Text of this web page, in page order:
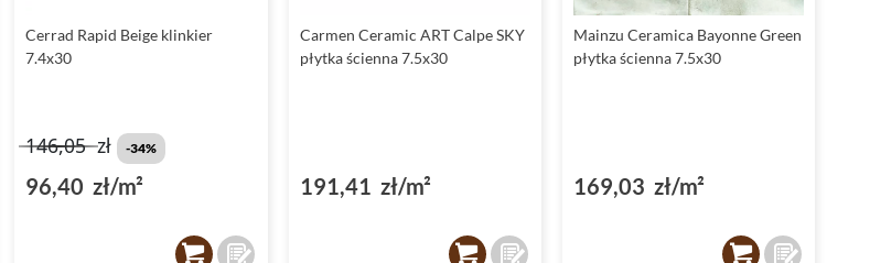
Cerrad Rapid Beige klinkier
7.4x30
146,05zł -34%
96,40 zł/m²
Carmen Ceramic ART Calpe SKY
płytka ścienna 7.5x30
191,41 zł/m²
Mainzu Ceramica Bayonne Green
płytka ścienna 7.5x30
169,03 zł/m²